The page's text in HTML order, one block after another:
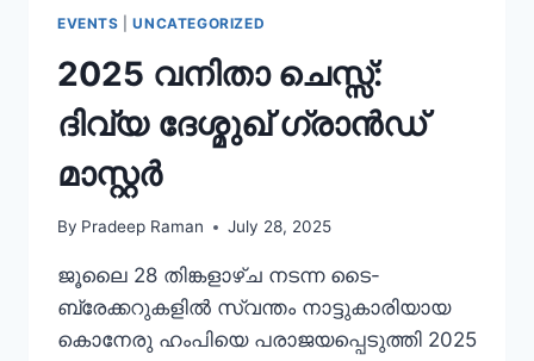
EVENTS |UNCATEGORIZED
2025 വനിതാ ചെസ്സ്:
ദിവ്യ ദേശ്മുഖ് ഗ്രാൻഡ്
മാസ്റ്റർ
By Pradeep Raman July 28, 2025
ജൂലൈ 28 തിങ്കളാഴ്ച നടന്ന ടൈ-
ബ്രേക്കറുകളിൽ സ്വന്തം നാട്ടുകാരിയായ
കൊനേരു ഹംപിയെ പരാജയപ്പെടുത്തി 2025